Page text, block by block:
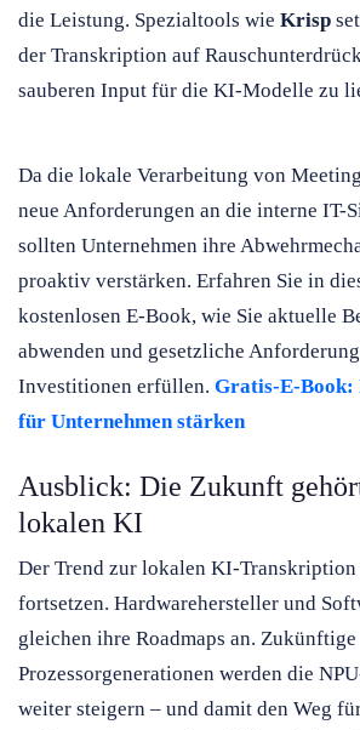
die Leistung. Spezialtools wie Krisp
der Transkription auf
sauberen Input für die KI-Modelle zu
Da die lokale Verarbeitung von
neue Anforderungen an die interne IT-
sollten Unternehmen ihre
proaktiv verstärken. Erfahren Sie in
kostenlosen E-Book, wie Sie aktuelle
abwenden und gesetzliche
Investitionen erfüllen. Gratis-E-Book:
für Unternehmen stärken
Ausblick: Die Zukunft
lokalen KI
Der Trend zur lokalen KI-
fortsetzen. Hardwarehersteller und
gleichen ihre Roadmaps an. Zukünftige
Prozessorgenerationen werden die
weiter steigern – und damit den Weg